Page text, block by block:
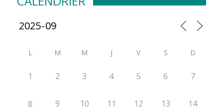
L M M J V S D
1 2 3 4 5 6 7
8 9 10 11 12 13 14